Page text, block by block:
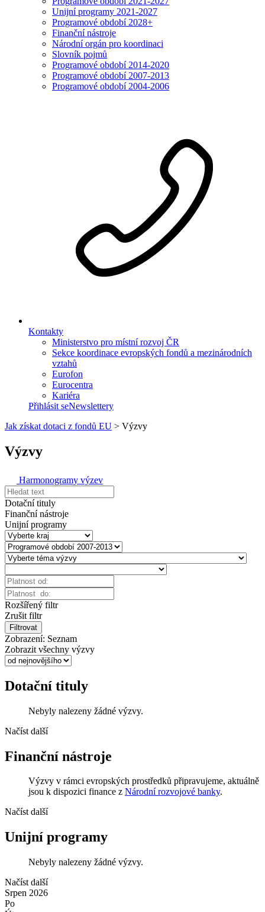
Unijní programy 2021-2027
Programové období 2028+
Finanční nástroje
Národní orgán pro koordinaci
Slovník pojmů
Programové období 2014-2020
Programové období 2007-2013
Programové období 2004-2006
Kontakty
Ministerstvo pro místní rozvoj ČR
Sekce koordinace evropských fondů a mezinárodních
vztahů
Eurofon
Eurocentra
Kariéra
Přihlásit seNewslettery
Jak získat dotaci z fondů EU > Výzvy
Výzvy
Harmonogramy výzev
Dotační tituly
Finanční nástroje
Unijní programy
Rozšířený filtr
Zrušit filtr
Filtrovat
Zobrazení: Seznam
Zobrazit všechny výzvy
Dotační tituly
Nebyly nalezeny žádné výzvy.
Načíst další
Finanční nástroje
Výzvy v rámci evropských prostředků připravujeme, aktuálně
jsou k dispozici finance z Národní rozvojové banky.
Načíst další
Unijní programy
Nebyly nalezeny žádné výzvy.
Načíst další
Srpen 2026
Po